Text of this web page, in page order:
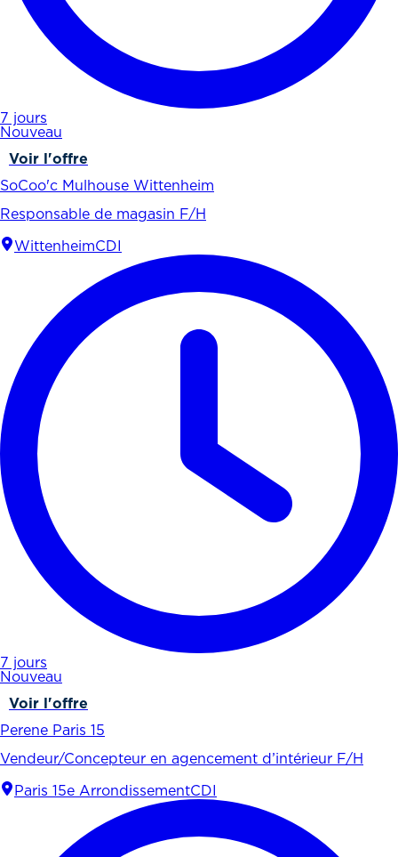
7 jours
Nouveau
Voir l'offre
SoCoo'c Mulhouse Wittenheim
Responsable de magasin F/H
WittenheimCDI
7 jours
Nouveau
Voir l'offre
Perene Paris 15
Vendeur/Concepteur en agencement d’intérieur F/H
Paris 15e ArrondissementCDI